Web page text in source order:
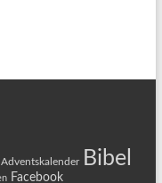
Adventskalender Bibel
Facebook